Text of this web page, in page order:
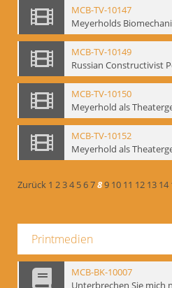
MCB-TV-10147
MCB-TV-10149
MCB-TV-10150
MCB-TV-10152
Zurück 1 234 56789 10 11 12 13 14
Printmedien
MCB-BK-10007